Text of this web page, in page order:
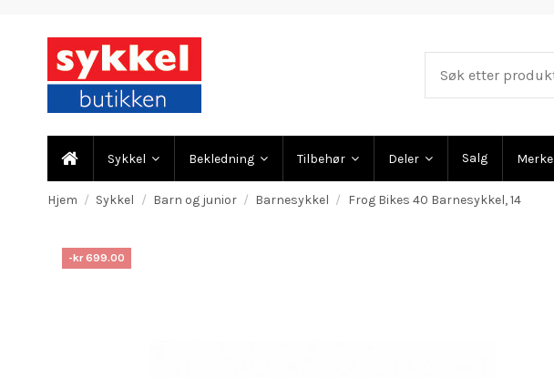
Sykkel Bekledning Tilbehør Deler Salg Merke
Hjem Sykkel Barn og junior Barnesykkel Frog Bikes 40 Barnesykkel, 14
-kr 699.00